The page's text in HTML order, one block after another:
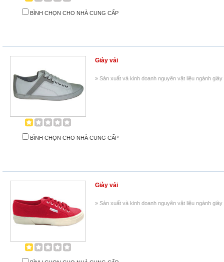
BÌNH CHỌN CHO NHÀ CUNG CẤP
Giày vải
» Sản xuất và kinh doanh nguyên vật liệu ngành
BÌNH CHỌN CHO NHÀ CUNG CẤP
Giày vải
» Sản xuất và kinh doanh nguyên vật liệu ngành